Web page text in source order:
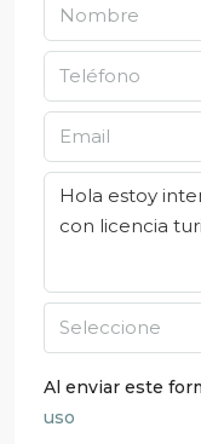
Seleccione
Al enviar este
uso